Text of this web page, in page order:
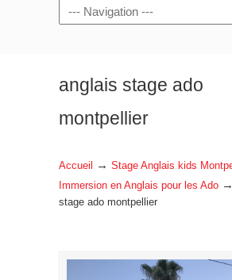
Navigation
anglais stage ado
montpellier
Accueil → Stage Anglais kids
Immersion en Anglais pour les Ado →
stage ado montpellier